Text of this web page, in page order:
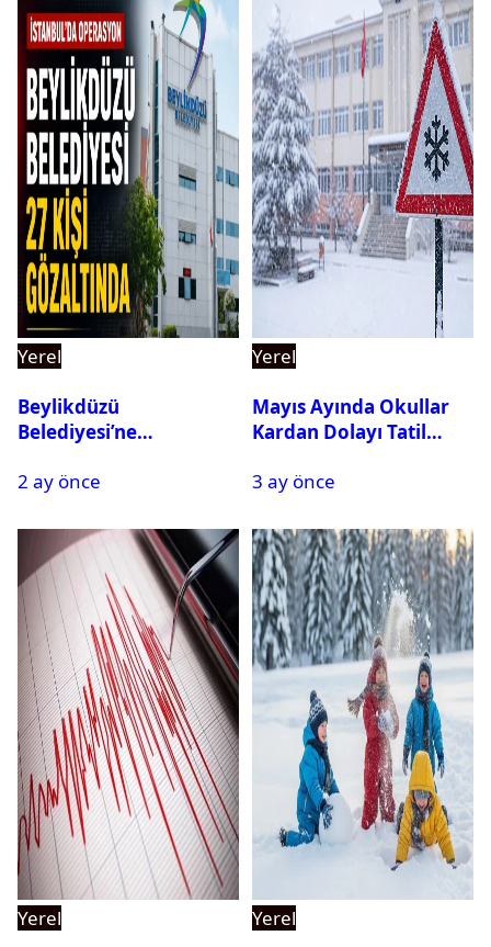
Yerel
Beylikdüzü
Belediyesi’ne
Gözaltına Alındı
2 ay önce
Yerel
Mayıs Ayında Okullar
Kardan Dolayı Tatil
3 ay önce
Yerel
Yerel